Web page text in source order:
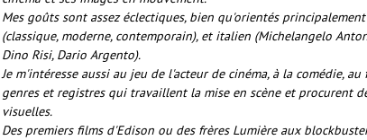
Mes goûts sont assez éclectiques, bien qu'orientés
(classique, moderne, contemporain), et italien (Michelangelo
Dino Risi, Dario Argento).
Je m'intéresse aussi au jeu de l'acteur de cinéma, à la comédie,
genres et registres qui travaillent la mise en scène et procurent
visuelles.
Des premiers films d'Edison ou des frères Lumière aux